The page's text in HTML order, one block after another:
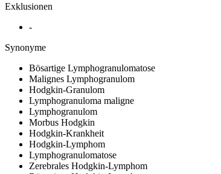
Exklusionen
-
Synonyme
Bösartige Lymphogranulomatose
Malignes Lymphogranulom
Hodgkin-Granulom
Lymphogranuloma maligne
Lymphogranulom
Morbus Hodgkin
Hodgkin-Krankheit
Hodgkin-Lymphom
Lymphogranulomatose
Zerebrales Hodgkin-Lymphom